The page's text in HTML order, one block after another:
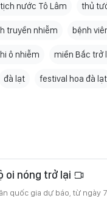
nước Tô Lâm thủ
truyền nhiễm bệnh
ô nhiễm miền Bắc trở
đà lạt festival hoa đà lạt
oi nóng trở lại
quốc gia dự báo, từ ngày